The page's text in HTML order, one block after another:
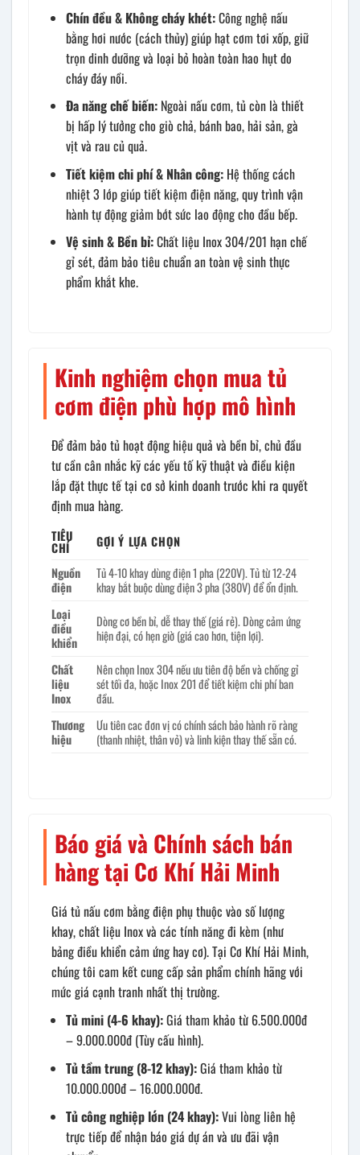
Chín đều & Không cháy khét:Công nghệ nấu
bằng hơi nước (cách thủy) giúp hạt cơm tơi xốp, giữ
trọn dinh dưỡng và loại bỏ hoàn toàn hao hụt do
cháy đáy nồi.
Đa năng chế biến: Ngoài nấu cơm, tủ còn là thiết
bị hấp lý tưởng cho giò chả, bánh bao, hải sản, gà
vịt và rau củ quả.
Tiết kiệm chi phí & Nhân công: Hệ thống cách
nhiệt 3 lớp giúp tiết kiệm điện năng, quy trình vận
hành tự động giảm bớt sức lao động cho đầu bếp.
Vệ sinh & Bền bỉ:Chất liệu Inox 304/201 hạn chế
gỉ sét, đảm bảo tiêu chuẩn an toàn vệ sinh thực
phẩm khắt khe.
Kinh nghiệm chọn mua tủ
cơm điện phù hợp mô hình
Để đảm bảo tủ hoạt động hiệu quả và bền bỉ, chủ đầu
tư cần cân nhắc kỹ các yếu tố kỹ thuật và điều kiện
lắp đặt thực tế tại cơ sở kinh doanh trước khi ra quyết
định mua hàng.
TIÊU
CHÍ
GỢI Ý LỰA CHỌN
Nguồn
điện
Tủ 4-10 khay dùng điện 1 pha (220V). Tủ từ 12-24
khay bắt buộc dùng điện 3 pha (380V) để ổn định.
Loại
điều
khiển
Dòng cơ bền bỉ, dễ thay thế (giá rẻ). Dòng cảm ứng
hiện đại, có hẹn giờ (giá cao hơn, tiện lợi).
Chất
liệu
Inox
Nên chọn Inox 304 nếu ưu tiên độ bền và chống gỉ
sét tối đa, hoặc Inox 201 để tiết kiệm chi phí ban
đầu.
Thương
hiệu
Ưu tiên cac đơn vị có chính sách bảo hành rõ ràng
(thanh nhiệt, thân vỏ) và linh kiện thay thế sẵn có.
Báo giá và Chính sách bán
hàng tại Cơ Khí Hải Minh
Giá tủ nấu cơm bằng điện phụ thuộc vào số lượng
khay, chất liệu Inox và các tính năng đi kèm (như
bảng điều khiển cảm ứng hay cơ). Tại Cơ Khí Hải Minh,
chúng tôi cam kết cung cấp sản phẩm chính hãng với
mức giá cạnh tranh nhất thị trường.
Tủ mini (4-6 khay):Giá tham khảo từ 6.500.000đ
– 9.000.000đ (Tùy cấu hình).
Tủ tầm trung (8-12 khay):Giá tham khảo từ
10.000.000đ – 16.000.000đ.
Tủ công nghiệp lớn (24 khay):Vui lòng liên hệ
trực tiếp để nhận báo giá dự án và ưu đãi vận